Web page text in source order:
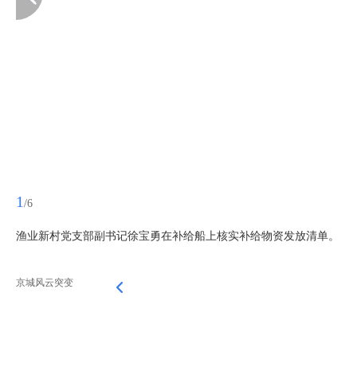
1 /6
渔业新村党支部副书记徐宝勇在补给船上核实补给物资发放清单。
京城风云突变